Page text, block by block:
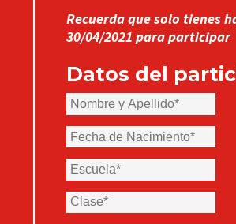
Recuerda que solo tienes
30/04/2021 para participar
Datos del